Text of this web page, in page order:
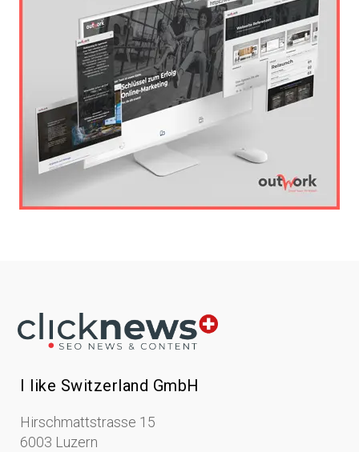
I like Switzerland GmbH
Hirschmattstrasse 15
6003 Luzern